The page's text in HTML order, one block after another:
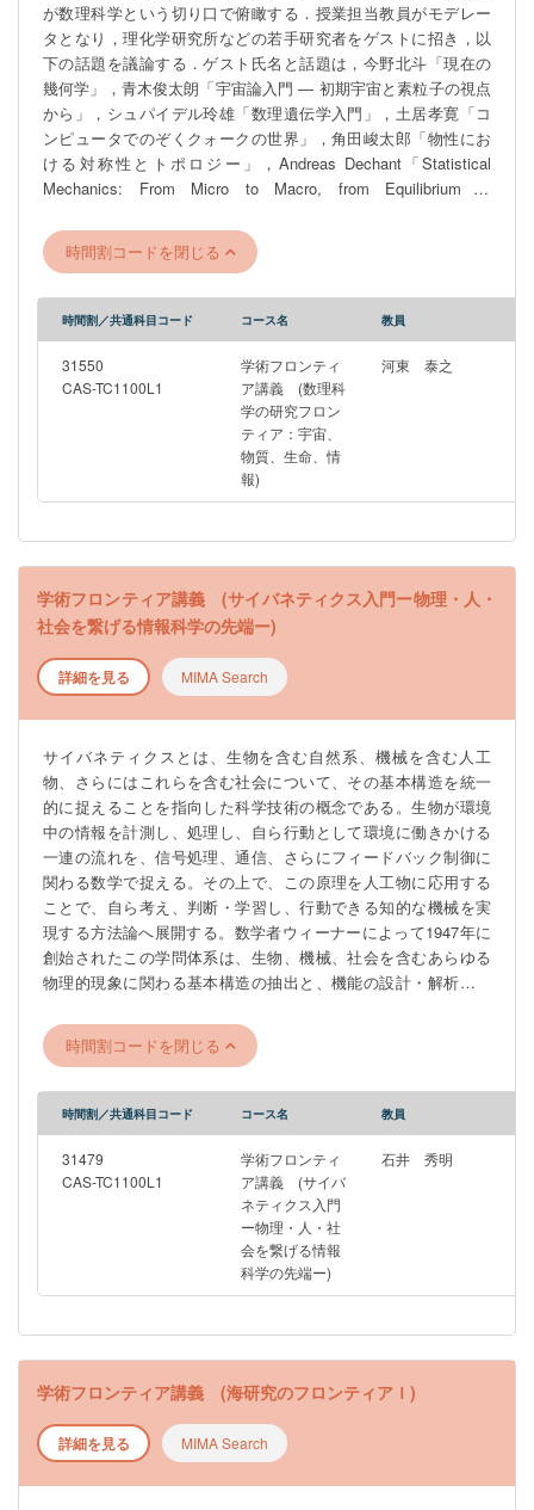
が数理科学という切り口で俯瞰する．授業担当教員がモデレー
タとなり，理化学研究所などの若手研究者をゲストに招き，以
下の話題を議論する．ゲスト氏名と話題は，今野北斗「現在の
幾何学」，青木俊太朗「宇宙論入門 ― 初期宇宙と素粒子の視点
から」，シュパイデル玲雄「数理遺伝学入門」，土居孝寛「コ
ンピュータでのぞくクォークの世界」，角田峻太郎「物性にお
ける対称性とトポロジー」，Andreas Dechant「Statistical
Mechanics: From Micro to Macro, from Equilibrium to
平衡へ）」, 菊池勇太「量子コンピュータでできること」であ
る．
時間割コードを閉じる
時間割／共通科目コード コース名 教員
31550
CAS-TC1100L1
学術フロンティ
ア講義 (数理科
学の研究フロン
ティア：宇宙、
物質、生命、情
報)
河東 泰之
学術フロンティア講義 (サイバネティクス入門ー物理・人・
社会を繋げる情報科学の先端ー)
詳細を見る MIMA Search
サイバネティクスとは、生物を含む自然系、機械を含む人工
物、さらにはこれらを含む社会について、その基本構造を統一
的に捉えることを指向した科学技術の概念である。生物が環境
中の情報を計測し、処理し、自ら行動として環境に働きかける
一連の流れを、信号処理、通信、さらにフィードバック制御に
関わる数学で捉える。その上で、この原理を人工物に応用する
ことで、自ら考え、判断・学習し、行動できる知的な機械を実
現する方法論へ展開する。数学者ウィーナーによって1947年に
創始されたこの学問体系は、生物、機械、社会を含むあらゆる
物理的現象に関わる基本構造の抽出と、機能の設計・解析・制
工学、バーチャルリアリティ、システム科学、人工知能（AI)な
どの現代的工学技術の礎のひとつとなっている。 この授業は、
バネティクスの基本概念を理解してもらうことにある。様々な
事象に対して、数学・物理学・情報学を駆使した現象の解析や
モデル化を通し、新しい原理や方法論あるいは機構やシステム
を創り出し、様々な分野での応用を可能にする工学の考え方や
実際の最先端の研究に関し、工学部計数工学科システム情報工
学コースの教員がオムニバス形式で紹介する。ブレインマシン
インタフェース、バーチャルリアリティ、ロボティクス、音
声・画像信号処理、生体医用工学といった最先端かつ広範な話
いうサイバネティクスの共通の原理で語られることに驚きを覚
えるであろう。人間の能力をいかにして機械などの人工物が獲
得できるかを知る上でも、数学・物理学・情報学の基礎がどの
ように実践され役立つかを学ぶ上でも、人間とAIを含む機械が
共生する将来像を考える上でも、この科目は充実した学識に触
れる良い機会を提供できる。また、実際の研究現場を見学する
ことにより、講義内容がどのような環境で着想され、育てら
時間割コードを閉じる
時間割／共通科目コード コース名 教員
31479
CAS-TC1100L1
学術フロンティ
ア講義 (サイバ
ネティクス入門
ー物理・人・社
会を繋げる情報
科学の先端ー)
石井 秀明
学術フロンティア講義 (海研究のフロンティアＩ)
詳細を見る MIMA Search